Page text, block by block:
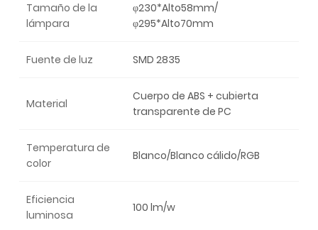
Tamaño de la
lámpara
φ230*Alto58mm/
φ295*Alto70mm
Fuente de luz SMD 2835
Material
Cuerpo de ABS + cubierta
transparente de PC
Temperatura de
color
Blanco/Blanco cálido/RGB
Eficiencia
luminosa
100 lm/w